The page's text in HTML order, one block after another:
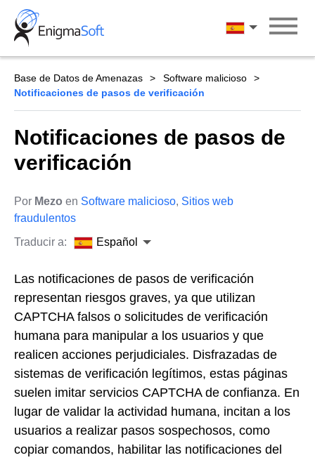
Skip
content
Español
Base de Datos de Amenazas
Software malicioso
Notificaciones de pasos de verificación
Notificaciones de pasos de
verificación
Por Mezo en Software malicioso, Sitios web
fraudulentos
Traducir a:
Español
Las notificaciones de pasos de verificación
representan riesgos graves, ya que utilizan
CAPTCHA falsos o solicitudes de verificación
humana para manipular a los usuarios y que
realicen acciones perjudiciales. Disfrazadas de
sistemas de verificación legítimos, estas páginas
suelen imitar servicios CAPTCHA de confianza. En
lugar de validar la actividad humana, incitan a los
usuarios a realizar pasos sospechosos, como
copiar comandos, habilitar las notificaciones del